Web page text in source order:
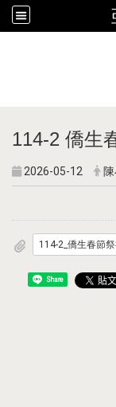
114-2 僑生
2026-05-12
Share